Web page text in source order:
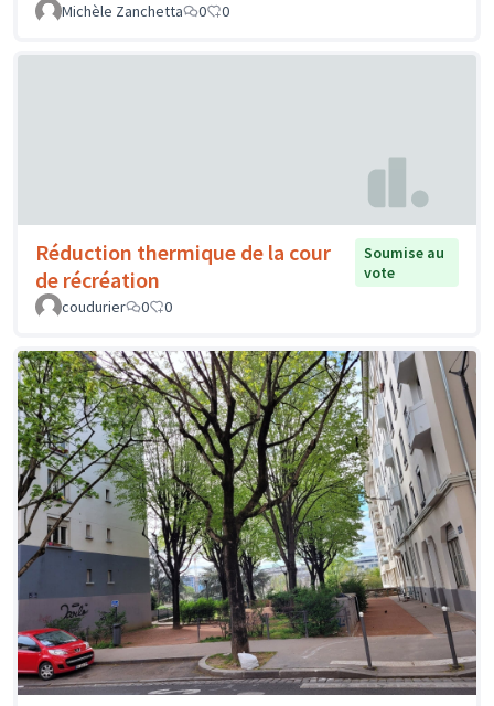
Michèle Zanchetta
0 0
Réduction thermique de la cour
de récréation
Soumise au
vote
coudurier
0 0